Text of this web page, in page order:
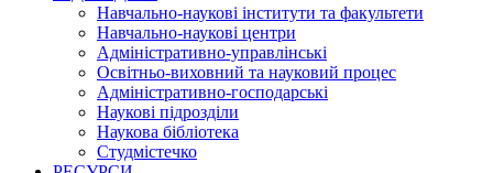
Навчально-наукові інститути та факультети
Навчально-наукові центри
Адміністративно-управлінські
Освітньо-виховний та науковий процес
Адміністративно-господарські
Наукові підрозділи
Наукова бібліотека
Студмістечко